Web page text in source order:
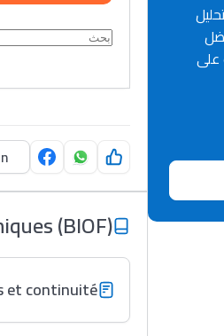
(BIOF)
et continuité
على